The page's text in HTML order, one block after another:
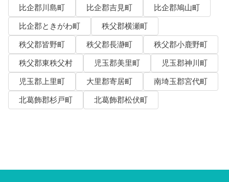
比企郡川島町
比企郡吉見町
比企郡鳩山町
比企郡ときがわ町
秩父郡横瀬町
秩父郡皆野町
秩父郡長瀞町
秩父郡小鹿野町
秩父郡東秩父村
児玉郡美里町
児玉郡神川町
児玉郡上里町
大里郡寄居町
南埼玉郡宮代町
北葛飾郡杉戸町
北葛飾郡松伏町